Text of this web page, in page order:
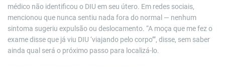
médico não identificou o DIU em seu útero. Em redes sociais,
mencionou que nunca sentiu nada fora do normal — nenhum
sintoma sugeriu expulsão ou deslocamento. “A moça que me fez o
exame disse que já viu DIU ‘viajando pelo corpo’”, disse, sem saber
ainda qual será o próximo passo para localizá-lo.